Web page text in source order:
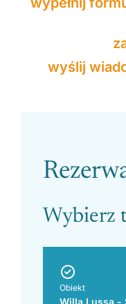
wyślij
Please leave
Wybierz
Obiekt